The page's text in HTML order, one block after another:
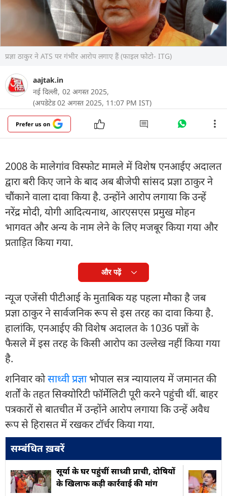
प्रज्ञा ठाकुर ने ATS पर गंभीर आरोप लगाए हैं (फाइल फोटो- ITG)
aajtak.in
नई दिल्ली, 02 अगस्त 2025,
(अपडेटेड 02 अगस्त 2025, 11:07 PM IST)
Prefer us on
2008 के मालेगांव विस्फोट मामले में विशेष एनआईए अदालत
द्वारा बरी किए जाने के बाद अब बीजेपी सांसद प्रज्ञा ठाकुर ने
चौंकाने वाला दावा किया है. उन्होंने आरोप लगाया कि उन्हें
नरेंद्र मोदी, योगी आदित्यनाथ, आरएसएस प्रमुख मोहन
भागवत और अन्य के नाम लेने के लिए मजबूर किया गया और
प्रताड़ित किया गया.
और पढ़ें
न्यूज एजेंसी पीटीआई के मुताबिक यह पहला मौका है जब
प्रज्ञा ठाकुर ने सार्वजनिक रूप से इस तरह का दावा किया है.
हालांकि, एनआईए की विशेष अदालत के 1036 पन्नों के
फैसले में इस तरह के किसी आरोप का उल्लेख नहीं किया गया
है.
शनिवार कोसाध्वी प्रज्ञाभोपाल सत्र न्यायालय में जमानत की
शर्तों के तहत सिक्योरिटी फॉर्मेलिटी पूरी करने पहुंची थीं. बाहर
पत्रकारों से बातचीत में उन्होंने आरोप लगाया कि उन्हें अवैध
रूप से हिरासत में रखकर टॉर्चर किया गया.
सम्बंधित ख़बरें
सूर्या के घर पहुंचीं साध्वी प्राची, दोषियों
के खिलाफ कड़ी कार्रवाई की मांग